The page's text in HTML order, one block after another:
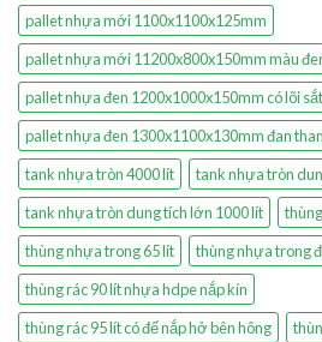
pallet nhựa mới 1100x1100x125mm
pallet nhựa mới 11200x800x150mm màu
pallet nhựa đen 1200x1000x150mm có lõi sắt
pallet nhựa đen 1300x1100x130mm đan
tank nhựa tròn 4000 lít
tank nhựa tròn
tank nhựa tròn dung tích lớn 1000 lít
thùng nhựa trong 65 lít
thùng nhựa trong
thùng rác 90 lít nhựa hdpe nắp kín
thùng rác 95 lít có đế nắp hở bên hông